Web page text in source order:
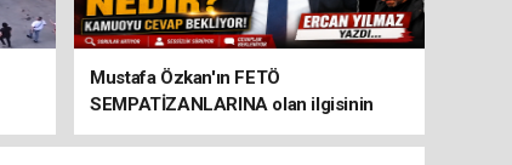
Mustafa Özkan'ın FETÖ
SEMPATİZANLARINA olan ilgisinin
nedeni nedir?